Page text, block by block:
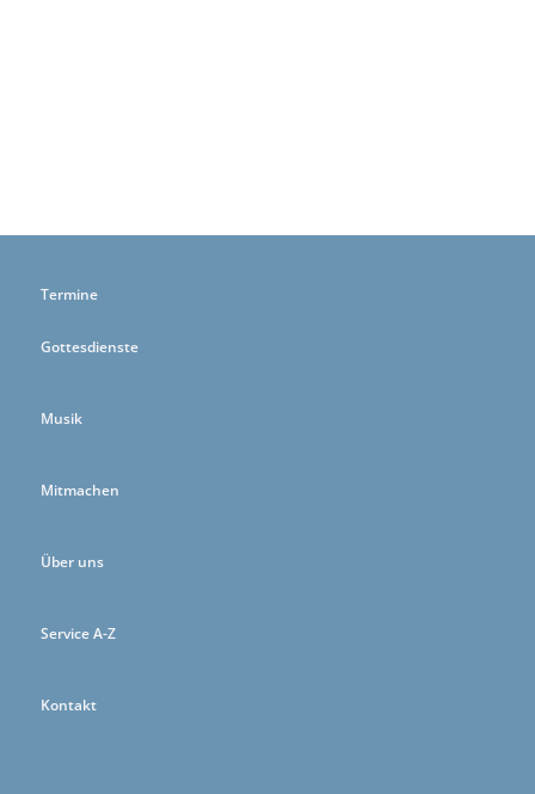
Termine
Gottesdienste
Musik
Mitmachen
Über uns
Service A-Z
Kontakt